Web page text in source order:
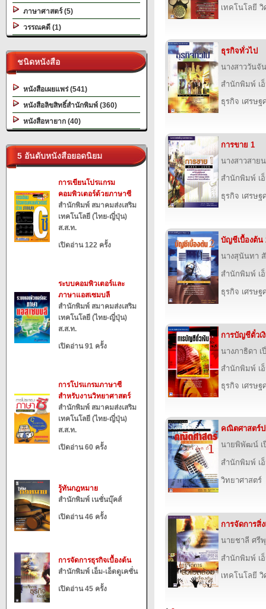
ภาษาศาสตร์ (5)
วรรณคดี (1)
ชนิดหนังสือ
หนังสือเผยแพร่ (541)
หนังสือลิขสิทธิ์สำนักพิมพ์ (360)
หนังสือหายาก (40)
5 อันดับหนังสือยอดนิยม
การเขียนโปรแกรม
คอมพิวเตอร์ด้วยภาษาซี
สำนักพิมพ์ สมาคมส่งเสริม
เทคโนโลยี (ไทย-ญี่ปุ่น)
ส.ส.ท.
เปิดอ่าน 122 ครั้ง
ระบบคอมพิวเตอร์และ
ภาษาแอสเซมบลี
สำนักพิมพ์ สมาคมส่งเสริม
เทคโนโลยี (ไทย-ญี่ปุ่น)
ส.ส.ท.
เปิดอ่าน 91 ครั้ง
การโปรแกรมภาษาซี
สำหรับงานวิทยาศาสตร์
สำนักพิมพ์ สมาคมส่งเสริม
เทคโนโลยี (ไทย-ญี่ปุ่น)
ส.ส.ท.
เปิดอ่าน 60 ครั้ง
รู้ทันกฎหมาย
สำนักพิมพ์ เนชั่นบุ๊คส์
เปิดอ่าน 46 ครั้ง
การจัดการธุรกิจเบื้องต้น
สำนักพิมพ์ เอ็ม-เอ็ดดูเคชั่น
เปิดอ่าน 45 ครั้ง
เทคโนโลยี
ธุรกิจทั่วไป
นางสาววันจั
สำนักพิมพ์ เ
ธุรกิจ เศรษฐ
การขาย 1
นางสาวสาย
สำนักพิมพ์ เ
ธุรกิจ เศรษฐ
บัญชีเบื้องต้น
นางสุนันทา
สำนักพิมพ์ เ
ธุรกิจ เศรษฐ
การบัญชีตั๋วเ
นางภาธิดา เ
สำนักพิมพ์ เ
ธุรกิจ เศรษฐ
คณิตศาสตร์ป
นายพิพัฒน์ เ
สำนักพิมพ์ เ
วิทยาศาสตร์
การจัดการสิ่
นายชาลี ศรี
สำนักพิมพ์ เ
เทคโนโลยี